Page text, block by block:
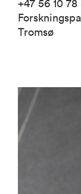
+47 56 10 78
Tromsø